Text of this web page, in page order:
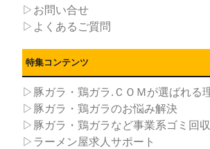
▷お問い合せ
▷よくあるご質問
特集コンテンツ
▷豚ガラ・鶏ガラ.ＣＯＭが選ばれる
▷豚ガラ・鶏ガラのお悩み解決
▷豚ガラ・鶏ガラなど事業系ゴミ回収
▷ラーメン屋求人サポート